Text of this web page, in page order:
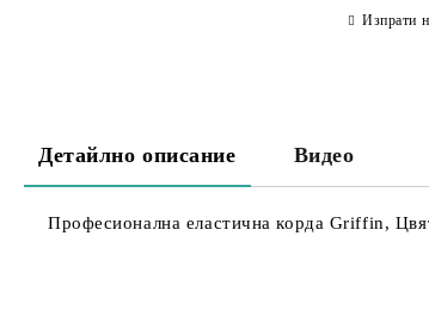
Изпрати
Детайлно описание Видео
Професионална еластична корда Griffin,